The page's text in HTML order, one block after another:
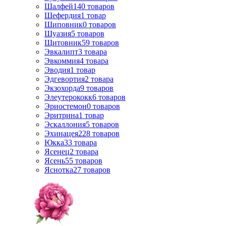
Шалфей140 товаров
Шефердия1 товар
Шиповник0 товаров
Шуазия5 товаров
Щитовник59 товаров
Эвкалипт3 товара
Эвкоммия4 товара
Эводия1 товар
Эдгевортия2 товара
Экзохорда9 товаров
Элеутерококк6 товаров
Эриостемон0 товаров
Эритрина1 товар
Эскаллония5 товаров
Эхинацея228 товаров
Юкка33 товара
Ясенец2 товара
Ясень55 товаров
Яснотка27 товаров